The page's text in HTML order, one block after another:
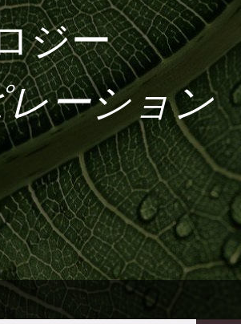
ジー
ーション